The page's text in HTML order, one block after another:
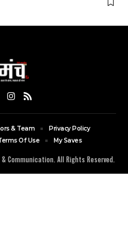
Communication. All Rights Reserved.
& Team
Privacy Policy
Of Use My Saves